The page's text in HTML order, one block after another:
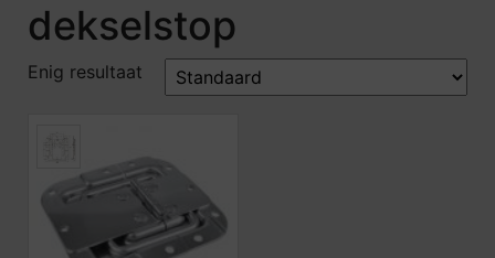
dekselstop
Enig resultaat